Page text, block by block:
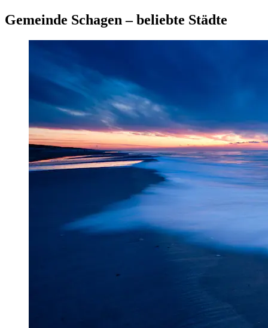
Gemeinde Schagen – beliebte Städte